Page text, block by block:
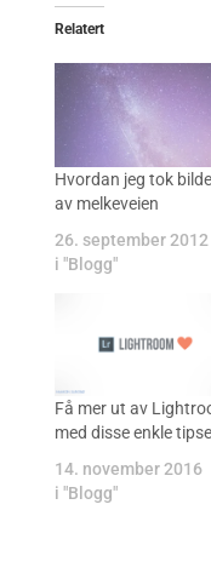
Relatert
Hvordan jeg tok
av melkeveien
26. september 2012
i "Blogg"
Få mer ut av
med disse enkle
14. november 2016
i "Blogg"